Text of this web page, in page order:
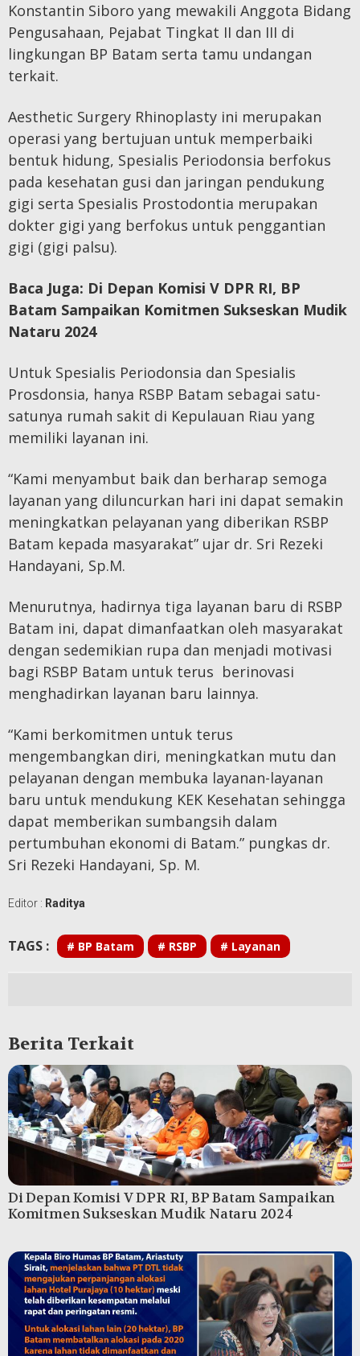
Konstantin Siboro yang mewakili Anggota Bidang
Pengusahaan, Pejabat Tingkat II dan III di
lingkungan BP Batam serta tamu undangan
terkait.
Aesthetic Surgery Rhinoplasty ini merupakan
operasi yang bertujuan untuk memperbaiki
bentuk hidung, Spesialis Periodonsia berfokus
pada kesehatan gusi dan jaringan pendukung
gigi serta Spesialis Prostodontia merupakan
dokter gigi yang berfokus untuk penggantian
gigi (gigi palsu).
Baca Juga: Di Depan Komisi V DPR RI, BP
Batam Sampaikan Komitmen Sukseskan Mudik
Nataru 2024
Untuk Spesialis Periodonsia dan Spesialis
Prosdonsia, hanya RSBP Batam sebagai satu-
satunya rumah sakit di Kepulauan Riau yang
memiliki layanan ini.
“Kami menyambut baik dan berharap semoga
layanan yang diluncurkan hari ini dapat semakin
meningkatkan pelayanan yang diberikan RSBP
Batam kepada masyarakat” ujar dr. Sri Rezeki
Handayani, Sp.M.
Menurutnya, hadirnya tiga layanan baru di RSBP
Batam ini, dapat dimanfaatkan oleh masyarakat
dengan sedemikian rupa dan menjadi motivasi
bagi RSBP Batam untuk terus berinovasi
menghadirkan layanan baru lainnya.
“Kami berkomitmen untuk terus
mengembangkan diri, meningkatkan mutu dan
pelayanan dengan membuka layanan-layanan
baru untuk mendukung KEK Kesehatan sehingga
dapat memberikan sumbangsih dalam
pertumbuhan ekonomi di Batam.” pungkas dr.
Sri Rezeki Handayani, Sp. M.
Editor : Raditya
TAGS : # BP Batam # RSBP # Layanan
Berita Terkait
Di Depan Komisi V DPR RI, BP Batam Sampaikan
Komitmen Sukseskan Mudik Nataru 2024